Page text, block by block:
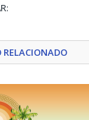
RELACIONADO